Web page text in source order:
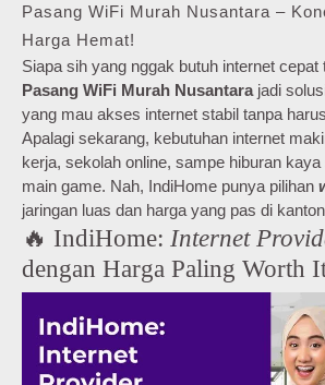
Pasang WiFi Murah Nusantara –
Harga Hemat!
Siapa sih yang nggak butuh internet cepat
Pasang WiFi Murah Nusantarajadi
yang mau akses internet stabil tanpa
Apalagi sekarang, kebutuhan internet
kerja, sekolah online, sampe hiburan
main game. Nah, IndiHome punya pilihan
jaringan luas dan harga yang pas di
🔥 IndiHome: Internet
dengan Harga Paling Worth